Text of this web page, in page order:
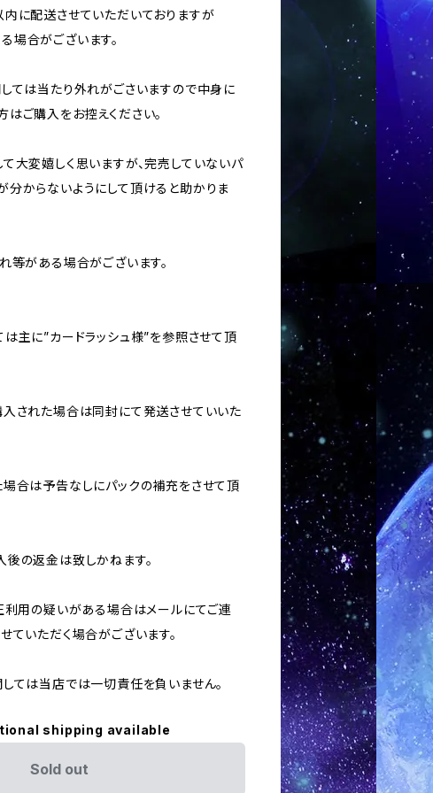
に配送させていただいておりますが
場合がございます。
しては当たり外れがごさいますので中身に
ご購入をお控えください。
大変嬉しく思いますが、完売していないパ
分からないようにして頂けると助かりま
等がある場合がございます。
は主に”カードラッシュ様”を参照させて頂
入された場合は同封にて発送させていいた
場合は予告なしにパックの補充をさせて頂
後の返金は致しかねます。
利用の疑いがある場合はメールにてご連
ていただく場合がございます。
ては当店では一切責任を負いません。
shipping available
Sold out